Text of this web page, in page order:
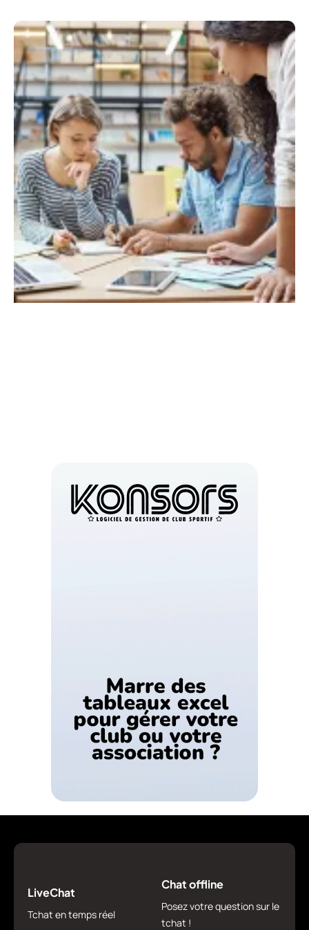
LiveChat
Tchat en temps réel
Chat offline
Posez votre question sur le
tchat !